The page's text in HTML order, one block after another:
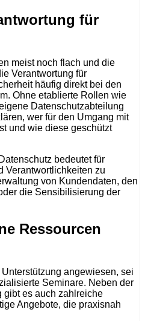
für
meist noch flach und die
Verantwortung für
häufig direkt bei den
Ohne etablierte Rollen wie
Datenschutzabteilung
wer für den Umgang mit
und wie diese geschützt
bedeutet für
Verantwortlichkeiten zu
von Kundendaten, den
die Sensibilisierung der
Ressourcen
angewiesen, sei
Seminare. Neben der
gibt es auch zahlreiche
Angebote, die praxisnah